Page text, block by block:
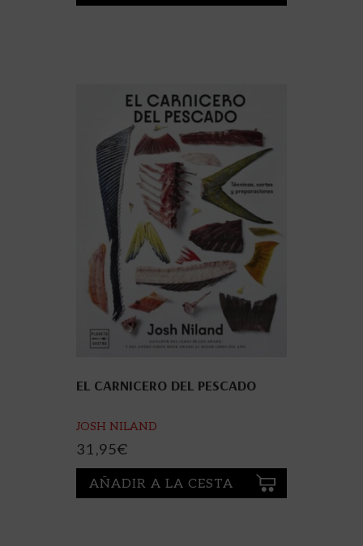
EL CARNICERO DEL PESCADO
JOSH NILAND
31,95€
AÑADIR A LA CESTA